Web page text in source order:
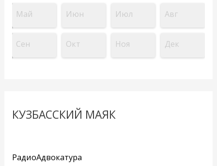
Май Июн Июл Авг
Сен Окт Ноя Дек
КУЗБАССКИЙ МАЯК
РадиоАдвокатура